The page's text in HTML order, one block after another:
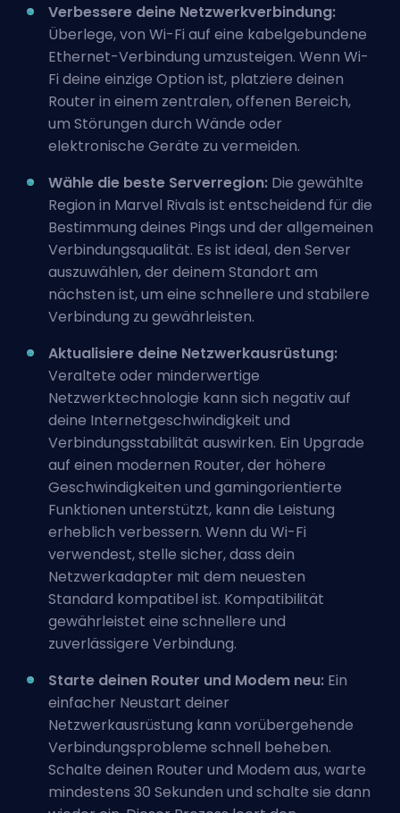
Verbessere deine Netzwerkverbindung:
Überlege, von Wi-Fi auf eine kabelgebundene
Ethernet-Verbindung umzusteigen. Wenn Wi-
Fi deine einzige Option ist, platziere deinen
Router in einem zentralen, offenen Bereich,
um Störungen durch Wände oder
elektronische Geräte zu vermeiden.
Wähle die beste Serverregion: Die gewählte
Region in Marvel Rivals ist entscheidend für die
Bestimmung deines Pings und der allgemeinen
Verbindungsqualität. Es ist ideal, den Server
auszuwählen, der deinem Standort am
nächsten ist, um eine schnellere und stabilere
Verbindung zu gewährleisten.
Aktualisiere deine Netzwerkausrüstung:
Veraltete oder minderwertige
Netzwerktechnologie kann sich negativ auf
deine Internetgeschwindigkeit und
Verbindungsstabilität auswirken. Ein Upgrade
auf einen modernen Router, der höhere
Geschwindigkeiten und gamingorientierte
Funktionen unterstützt, kann die Leistung
erheblich verbessern. Wenn du Wi-Fi
verwendest, stelle sicher, dass dein
Netzwerkadapter mit dem neuesten
Standard kompatibel ist. Kompatibilität
gewährleistet eine schnellere und
zuverlässigere Verbindung.
Starte deinen Router und Modem neu: Ein
einfacher Neustart deiner
Netzwerkausrüstung kann vorübergehende
Verbindungsprobleme schnell beheben.
Schalte deinen Router und Modem aus, warte
mindestens 30 Sekunden und schalte sie dann